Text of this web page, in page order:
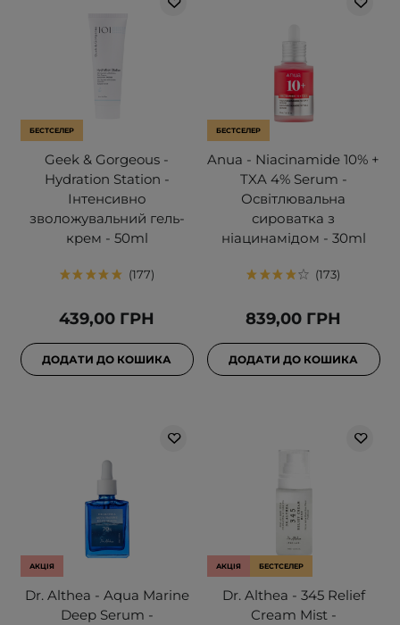
БЕСТСЕЛЕР
Geek & Gorgeous -
Hydration Station -
Інтенсивно
зволожувальний гель-
крем - 50ml
177
439,00 ГРН
ДОДАТИ ДО КОШИКА
БЕСТСЕЛЕР
Anua - Niacinamide 10% +
TXA 4% Serum -
Освітлювальна
сироватка з
ніацинамідом - 30ml
173
839,00 ГРН
ДОДАТИ ДО КОШИКА
АКЦІЯ
Dr. Althea - Aqua Marine
Deep Serum -
АКЦІЯ БЕСТСЕЛЕР
Dr. Althea - 345 Relief
Cream Mist -